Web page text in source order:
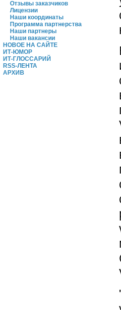
Отзывы заказчиков
Лицензии
Наши координаты
Программа партнерства
Наши партнеры
Наши вакансии
НОВОЕ НА САЙТЕ
ИТ-ЮМОР
ИТ-ГЛОССАРИЙ
RSS-ЛЕНТА
АРХИВ